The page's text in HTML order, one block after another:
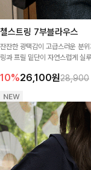
첼스트링 7부블라우스
잔잔한 광택감이 고급스러운 분
링과 프릴 밑단이 자연스럽게 실
10%26,100원28,900